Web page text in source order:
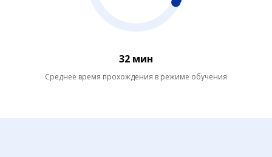
32 мин
Среднее время прохождения в режиме обучения